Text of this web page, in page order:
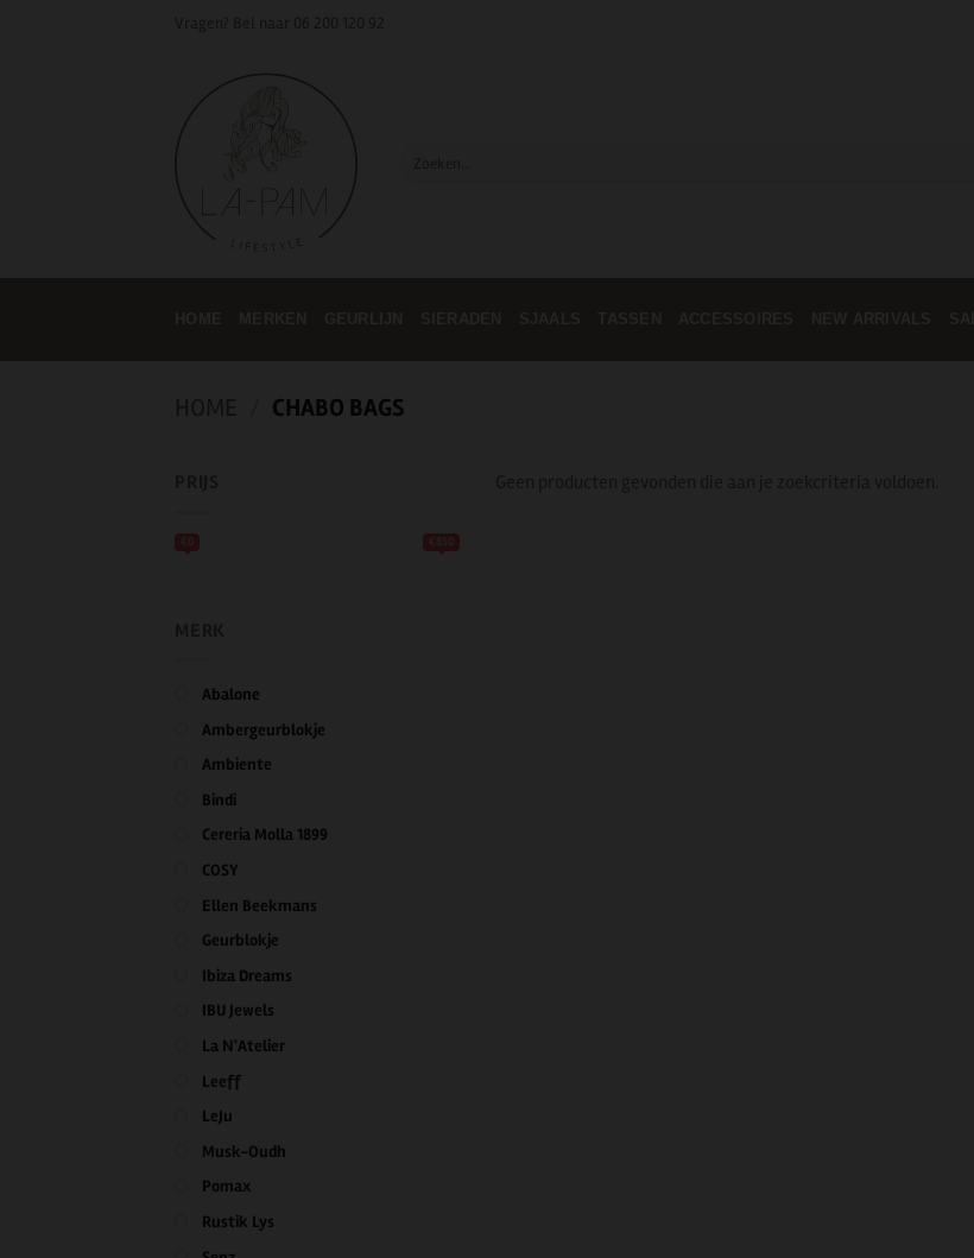
CHABO BAGS
Abalone
Ambergeurblokje
Ambiente
Bindi
Cereria Molla 1899
COSY
Ellen Beekmans
Geurblokje
Ibiza Dreams
IBU Jewels
La N'Atelier
Leeff
LeJu
Musk-Oudh
Pomax
Rustik Lys